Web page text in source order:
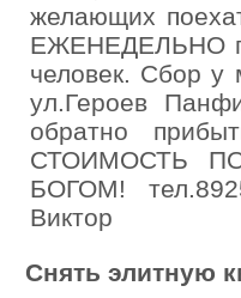
желающих
ЕЖЕНЕДЕЛЬНО
человек. Сбор у
ул.Героев
обратно
СТОИМОСТЬ
БОГОМ!
Виктор
Снять элитную